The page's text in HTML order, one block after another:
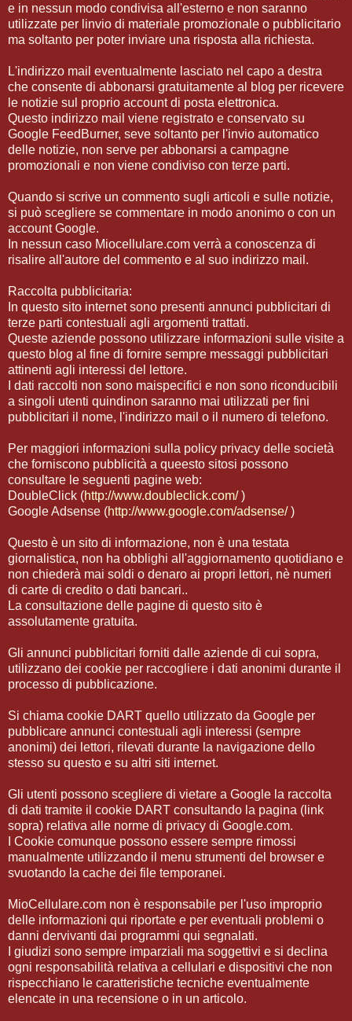
e in nessun modo condivisa all'esterno e non saranno
utilizzate per linvio di materiale promozionale o pubblicitario
ma soltanto per poter inviare una risposta alla richiesta.
L'indirizzo mail eventualmente lasciato nel capo a destra
che consente di abbonarsi gratuitamente al blog per ricevere
le notizie sul proprio account di posta elettronica.
Questo indirizzo mail viene registrato e conservato su
Google FeedBurner, seve soltanto per l'invio automatico
delle notizie, non serve per abbonarsi a campagne
promozionali e non viene condiviso con terze parti.
Quando si scrive un commento sugli articoli e sulle notizie,
si può scegliere se commentare in modo anonimo o con un
account Google.
In nessun caso Miocellulare.com verrà a conoscenza di
risalire all'autore del commento e al suo indirizzo mail.
Raccolta pubblicitaria:
In questo sito internet sono presenti annunci pubblicitari di
terze parti contestuali agli argomenti trattati.
Queste aziende possono utilizzare informazioni sulle visite a
questo blog al fine di fornire sempre messaggi pubblicitari
attinenti agli interessi del lettore.
I dati raccolti non sono maispecifici e non sono riconducibili
a singoli utenti quindinon saranno mai utilizzati per fini
pubblicitari il nome, l'indirizzo mail o il numero di telefono.
Per maggiori informazioni sulla policy privacy delle società
che forniscono pubblicità a queesto sitosi possono
consultare le seguenti pagine web:
DoubleClick (http://www.doubleclick.com/)
Google Adsense (http://www.google.com/adsense/)
Questo è un sito di informazione, non è una testata
giornalistica, non ha obblighi all'aggiornamento quotidiano e
non chiederà mai soldi o denaro ai propri lettori, nè numeri
di carte di credito o dati bancari..
La consultazione delle pagine di questo sito è
assolutamente gratuita.
Gli annunci pubblicitari forniti dalle aziende di cui sopra,
utilizzano dei cookie per raccogliere i dati anonimi durante il
processo di pubblicazione.
Si chiama cookie DART quello utilizzato da Google per
pubblicare annunci contestuali agli interessi (sempre
anonimi) dei lettori, rilevati durante la navigazione dello
stesso su questo e su altri siti internet.
Gli utenti possono scegliere di vietare a Google la raccolta
di dati tramite il cookie DART consultando la pagina (link
sopra) relativa alle norme di privacy di Google.com.
I Cookie comunque possono essere sempre rimossi
manualmente utilizzando il menu strumenti del browser e
svuotando la cache dei file temporanei.
MioCellulare.com non è responsabile per l'uso improprio
delle informazioni qui riportate e per eventuali problemi o
danni dervivanti dai programmi qui segnalati.
I giudizi sono sempre imparziali ma soggettivi e si declina
ogni responsabilità relativa a cellulari e dispositivi che non
rispecchiano le caratteristiche tecniche eventualmente
elencate in una recensione o in un articolo.